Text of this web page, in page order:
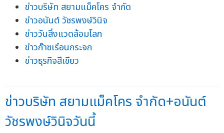
ข่าวบริษัท สยามแม็คโคร จำกัด
ข่าวอนันต์ วัชรพงษ์วินิจ
ข่าววันสิ่งแวดล้อมโลก
ข่าวก๊าซเรือนกระจก
ข่าวธุรกิจสีเขียว
ข่าวบริษัท สยามแม็คโคร จำกัด+อนันต์
วัชรพงษ์วินิจวันนี้